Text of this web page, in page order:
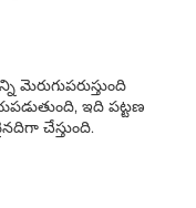
ఇది పట్టణ
చేస్తుంది.